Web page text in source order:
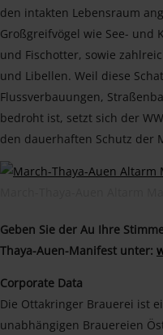
den intakten Lebensraum
Großgreifvögel wie See- und
und Fischotter, sowie
und Libellen. Weil diese
Flussverbauungen,
bedroht ist, setzt sich der
den dauerhaften Schutz der
Geben Sie der Au Ihre
Thaya-Auen-Manifest unter:
Corporate Data
Die Ottakringer Brauerei ist
unabhängigen Brauereien